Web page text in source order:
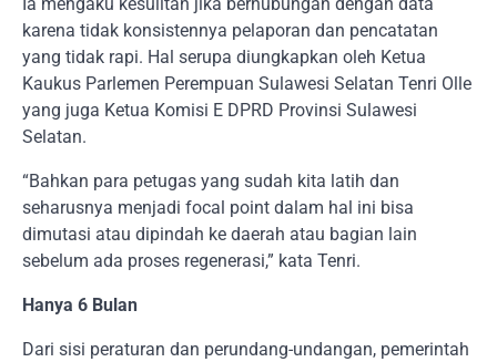
Ia mengaku kesulitan jika berhubungan dengan data
karena tidak konsistennya pelaporan dan pencatatan
yang tidak rapi. Hal serupa diungkapkan oleh Ketua
Kaukus Parlemen Perempuan Sulawesi Selatan Tenri Olle
yang juga Ketua Komisi E DPRD Provinsi Sulawesi
Selatan.
“Bahkan para petugas yang sudah kita latih dan
seharusnya menjadi focal point dalam hal ini bisa
dimutasi atau dipindah ke daerah atau bagian lain
sebelum ada proses regenerasi,” kata Tenri.
Hanya 6 Bulan
Dari sisi peraturan dan perundang-undangan, pemerintah